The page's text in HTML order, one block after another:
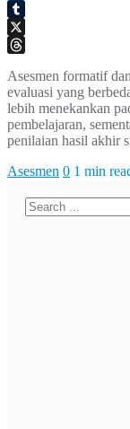
Classroom
LinkedIn
Tumblr
X
Asesmen formatif
evaluasi yang
lebih menekankan
pembelajaran,
penilaian hasil akhir
Asesmen 0 1 min